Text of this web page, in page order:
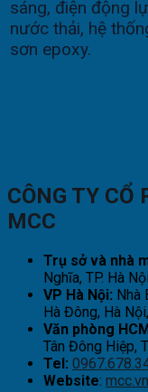
sáng, điện động
nước thải, hệ
sơn epoxy.
CÔNG TY CỔ
MCC
Trụ sở và nhà
Nghĩa, TP. Hà Nội
VP Hà Nội: Nhà
Hà Đông, Hà
Văn phòng
Tân Đông Hiệp,
Tel:
Website: mcc.vn